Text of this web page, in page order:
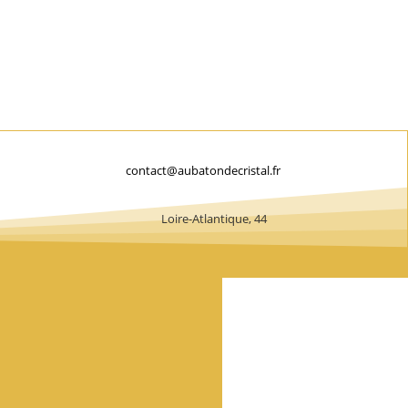
contact@aubatondecristal.fr
Loire-Atlantique, 44